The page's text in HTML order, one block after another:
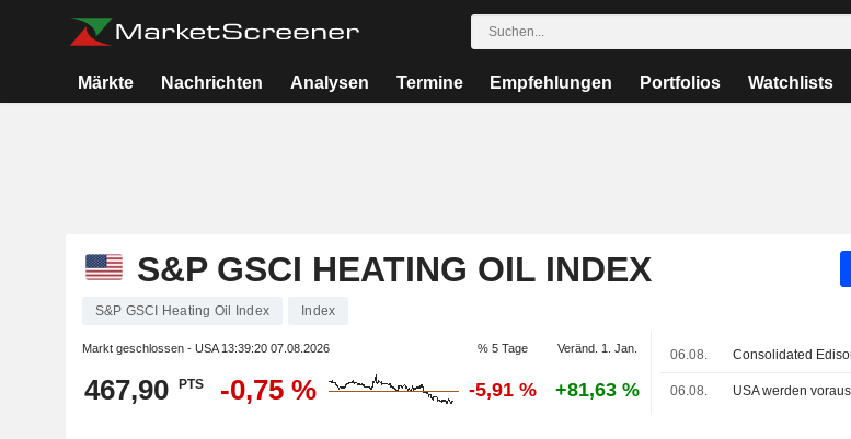
Märkte Nachrichten Analysen Termine Empfehlungen Portfolios Watchlists
S&P GSCI HEATING OIL INDEX
S&P GSCI Heating Oil Index Index
Markt geschlossen - USA 13:39:20 07.08.2026 % 5 Tage Veränd. 1. Jan.
467,90 PTS -0,75 % -5,91 % +81,63 %
06.08.
06.08.